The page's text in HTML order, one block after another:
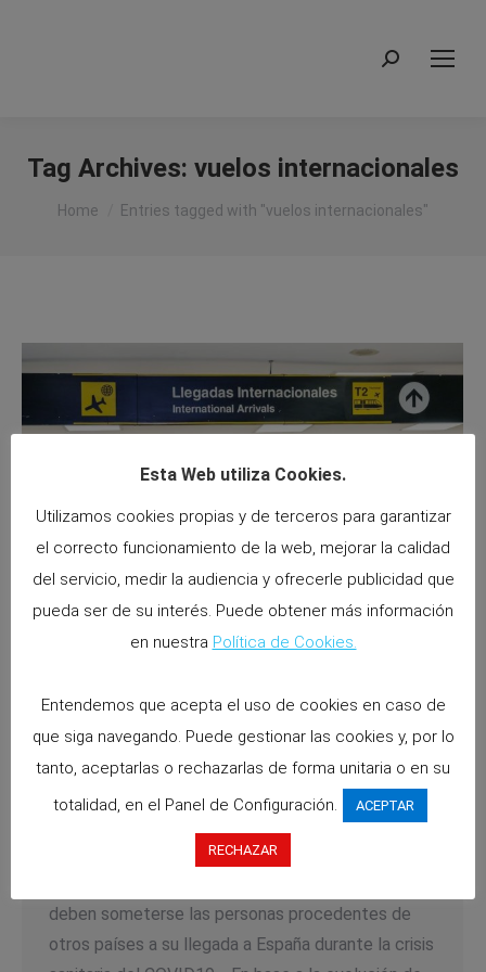
Search:
Tag Archives: vuelos internacionales
You are here:
Home Entries tagged with "vuelos internacionales"
reguladora del control sanitario a los
viajeros procedentes del extranjero a
España.
Noticias Byabascala 13 mayo 2020
Publicada la Orden SND/403/2020, de 11 mayo,
deben someterse las personas procedentes de
otros países a su llegada a España durante la crisis
Esta Web utiliza Cookies.
Utilizamos cookies propias y de terceros para garantizar
el correcto funcionamiento de la web, mejorar la calidad
del servicio, medir la audiencia y ofrecerle publicidad que
pueda ser de su interés. Puede obtener más información
en nuestra Política de Cookies.
Entendemos que acepta el uso de cookies en caso de
que siga navegando. Puede gestionar las cookies y, por lo
tanto, aceptarlas o rechazarlas de forma unitaria o en su
totalidad, en el Panel de Configuración.
ACEPTAR
RECHAZAR